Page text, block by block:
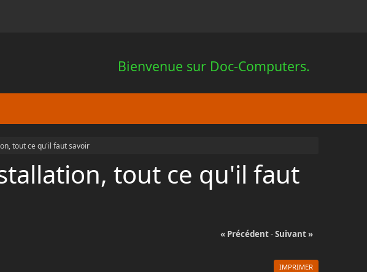
Bienvenue sur Doc-Computers.
tout ce qu'il faut savoir
tout ce qu'il faut
« Précédent-Suivant »
IMPRIMER